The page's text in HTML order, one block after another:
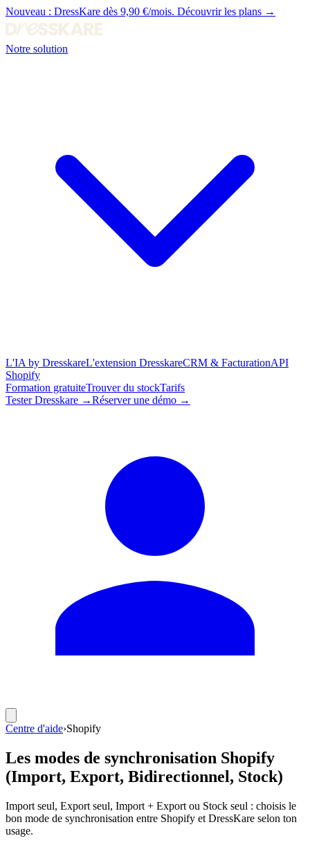
Nouveau : DressKare dès 9,90 €/mois. Découvrir les plans →
Notre solution
L'IA by DresskareL'extension DresskareCRM & FacturationAPI
Shopify
Formation gratuiteTrouver du stockTarifs
Tester Dresskare →Réserver une démo →
Centre d'aide›Shopify
Les modes de synchronisation Shopify
(Import, Export, Bidirectionnel, Stock)
Import seul, Export seul, Import + Export ou Stock seul : choisis le
bon mode de synchronisation entre Shopify et DressKare selon ton
usage.